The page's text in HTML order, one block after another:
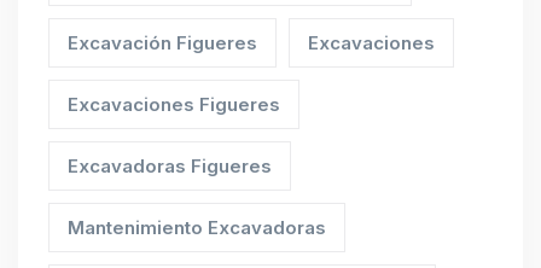
Excavación Figueres Excavaciones
Excavaciones Figueres
Excavadoras Figueres
Mantenimiento Excavadoras